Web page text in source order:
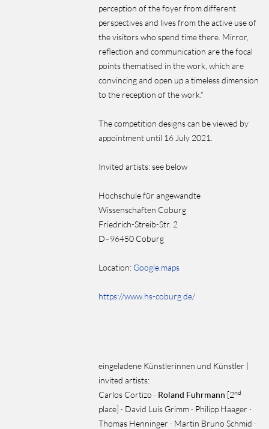
perception of the foyer from different
perspectives and lives from the active use of
the visitors who spend time there. Mirror,
reflection and communication are the focal
points thematised in the work, which are
convincing and open up a timeless dimension
to the reception of the work.“
The competition designs can be viewed by
appointment until 16 July 2021.
Invited artists:see below
Hochschule für angewandte
Wissenschaften Coburg
Friedrich-Streib-Str. 2
D–96450 Coburg
Location: Google.maps
https://www.hs-coburg.de/
eingeladene Künstlerinnen und Künstler |
invited artists:
Carlos Cortizo · Roland Fuhrmann [2nd
place] · David Luis Grimm · Philipp Haager ·
Thomas Henninger · Martin Bruno Schmid ·